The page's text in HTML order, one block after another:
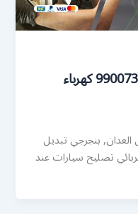
كراج العدان | كراج متنقل 99007355 كهرباء
العدان, بنجرجي تبديل
تصليح سيارات عند